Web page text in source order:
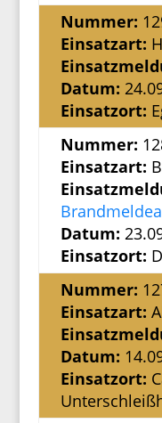
Nummer:
Einsatzart:
Datum:
Einsatzort:
Nummer:
Einsatzart:
Datum:
Einsatzort:
Nummer:
Einsatzart:
Datum:
Einsatzort: